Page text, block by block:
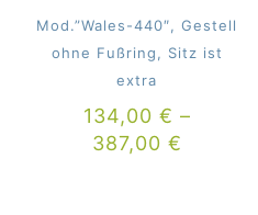
Mod.”Wales-440″, Gestell
ohne Fußring, Sitz ist
extra
134,00 € –
387,00 €